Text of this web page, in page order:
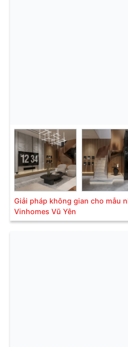
Giải pháp không gian cho mẫu
Vinhomes Vũ Yên